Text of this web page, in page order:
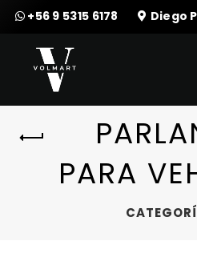
+56 9 5315 6178 Diego
PARA